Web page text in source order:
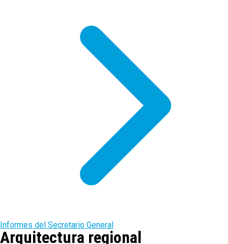
Informes del Secretario General
Arquitectura regional